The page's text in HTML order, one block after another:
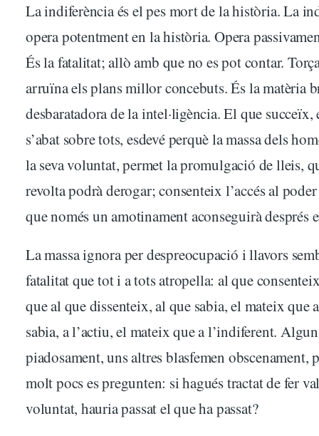
La indiferència és el pes mort de la història. La
opera potentment en la història. Opera
És la fatalitat; allò amb que no es pot contar.
arruïna els plans millor concebuts. És la matèria
desbaratadora de la intel·ligència. El que succeïx,
s’abat sobre tots, esdevé perquè la massa dels
la seva voluntat, permet la promulgació de lleis,
revolta podrà derogar; consenteix l’accés al
que només un amotinament aconseguirà després
La massa ignora per despreocupació i llavors
fatalitat que tot i a tots atropella: al que
que al que dissenteix, al que sabia, el mateix que
sabia, a l’actiu, el mateix que a l’indiferent.
piadosament, uns altres blasfemen obscenament,
molt pocs es pregunten: si hagués tractat de fer
voluntat, hauria passat el que ha passat?